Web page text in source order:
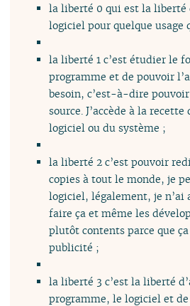
la liberté 0 qui est la liberté
logiciel pour quelque usage
la liberté 1 c’est étudier le
programme et de pouvoir
besoin, c’est-à-dire pouvoir
source. J’accède à la
logiciel ou du système ;
la liberté 2 c’est pouvoir
copies à tout le monde, je
logiciel, légalement, je n’ai
faire ça et même les
plutôt contents parce que
publicité ;
la liberté 3 c’est la liberté
programme, le logiciel et